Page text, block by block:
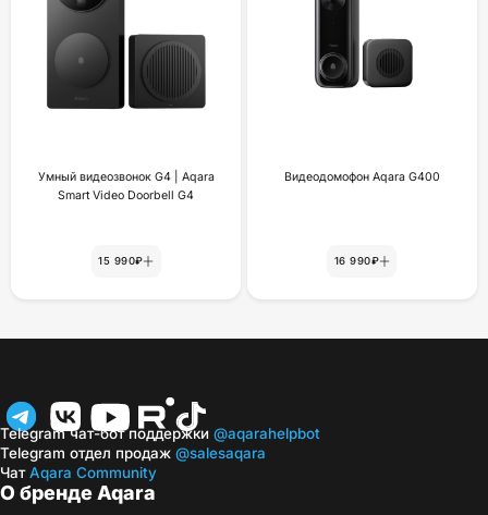
Умный видеозвонок G4 | Aqara
Smart Video Doorbell G4
15 990₽
Видеодомофон Aqara G400
16 990₽
О бренде Aqara
Telegram чат-бот поддержки @aqarahelpbot
Telegram отдел продаж @salesaqara
ЧатAqara Community